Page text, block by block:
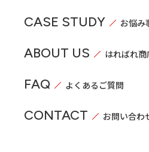
CASE STUDY お悩み
ABOUT US はればれ
FAQ よくあるご質問
CONTACT お問い合わ